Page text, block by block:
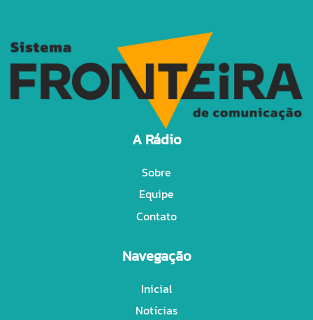
Navegação
Inicial
Notícias
A Rádio
Sobre
Equipe
Contato